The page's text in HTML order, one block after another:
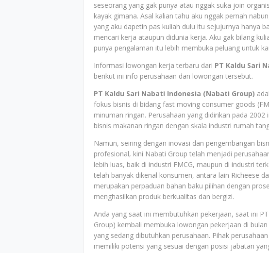
seseorang yang gak punya atau nggak suka join
kayak gimana. Asal kalian tahu aku nggak pernah
yang aku dapetin pas kuliah dulu itu sejujurnya hanya
mencari kerja ataupun didunia kerja. Aku gak bilang
punya pengalaman itu lebih membuka peluang untuk
Informasi lowongan kerja terbaru dari PT Kaldu Sari
berikut ini info perusahaan dan lowongan tersebut.
PT Kaldu Sari Nabati Indonesia (Nabati Group)
fokus bisnis di bidang fast moving consumer goods
minuman ringan. Perusahaan yang didirikan pada
bisnis makanan ringan dengan skala industri rumah
Namun, seiring dengan inovasi dan pengembangan
profesional, kini Nabati Group telah menjadi
lebih luas, baik di industri FMCG, maupun di industri
telah banyak dikenal konsumen, antara lain Richeese
merupakan perpaduan bahan baku pilihan dengan
menghasilkan produk berkualitas dan bergizi.
Anda yang saat ini membutuhkan pekerjaan, saat ini
Group) kembali membuka lowongan pekerjaan di
yang sedang dibutuhkan perusahaan. Pihak
memiliki potensi yang sesuai dengan posisi jabatan